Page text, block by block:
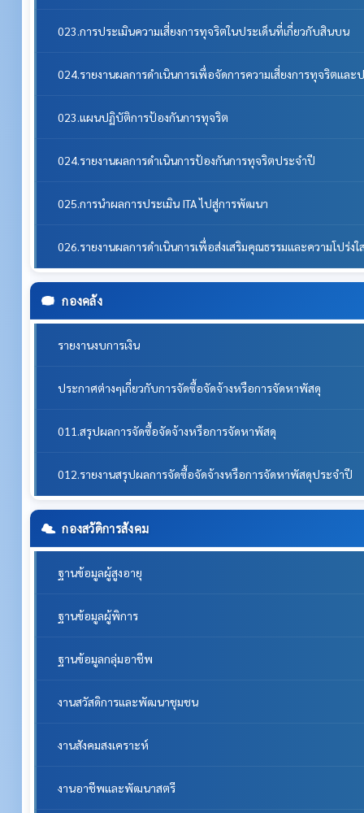
023.การประเมินความเสี่ยงการทุจริตในประเด็นที่เกี่ยวกับสินบน
024.รายงานผลการดำเนินการเพื่อจัดการความเสี่ยงการทุจริตแ
023.แผนปฏิบัติการป้องกันการทุจริต
024.รายงานผลการดำเนินการป้องกันการทุจริตประจำปี
025.การนำผลการประเมิน ITA ไปสู่การพัฒนา
026.รายงานผลการดำเนินการเพื่อส่งเสริมคุณธรรมและความโปร่ง
กองคลัง
รายงานงบการเงิน
ประกาศต่างๆเกี่ยวกับการจัดซื้อจัดจ้างหรือการจัดหาพัสดุ
011.สรุปผลการจัดซื้อจัดจ้างหรือการจัดหาพัสดุ
012.รายงานสรุปผลการจัดซื้อจัดจ้างหรือการจัดหาพัสดุประจำปี
กองสวัดิการสังคม
ฐานข้อมูลผู้สูงอายุ
ฐานข้อมูลผู้พิการ
ฐานข้อมูลกลุ่มอาชีพ
งานสวัสดิการและพัฒนาชุมชน
งานสังคมสงเคราะห์
งานอาชีพและพัฒนาสตรี